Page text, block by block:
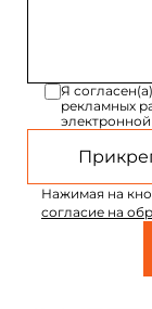
Я
рекламных
Нажимая на
согласие на